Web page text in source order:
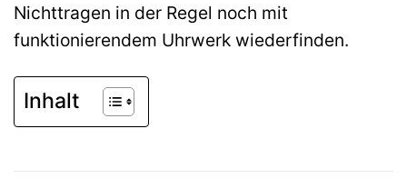
Nichttragen in der Regel noch mit
funktionierendem Uhrwerk wiederfinden.
Inhalt